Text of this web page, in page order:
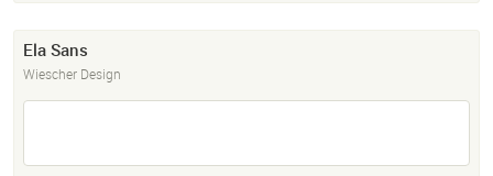
Ela Sans
Wiescher Design